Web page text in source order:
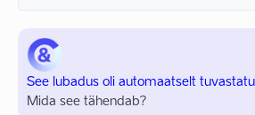
See lubadus oli automaatselt
Mida see tähendab?